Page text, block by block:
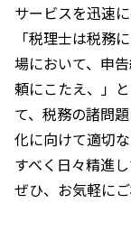
サービスを迅速
「税理士は税務
場において、申
頼にこたえ、」
て、税務の諸問
化に向けて適切
すべく日々精進し
ぜひ、お気軽に